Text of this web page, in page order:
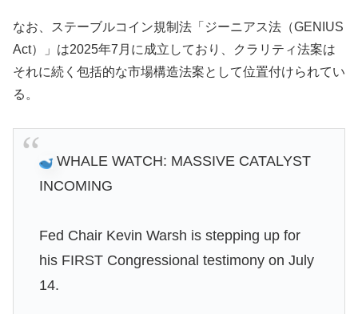
なお、ステーブルコイン規制法「ジーニアス法（GENIUS
Act）」は2025年7月に成立しており、クラリティ法案は
それに続く包括的な市場構造法案として位置付けられてい
る。
WHALE WATCH: MASSIVE CATALYST
INCOMING
Fed Chair Kevin Warsh is stepping up for
his FIRST Congressional testimony on July
14.